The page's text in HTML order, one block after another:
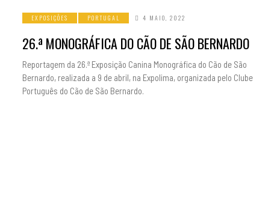
EXPOSIÇÕES PORTUGAL 4 MAIO, 2022
26.ª MONOGRÁFICA DO CÃO DE SÃO BERNARDO
Reportagem da 26.ª Exposição Canina Monográfica do Cão de São
Bernardo, realizada a 9 de abril, na Expolima, organizada pelo Clube
Português do Cão de São Bernardo.